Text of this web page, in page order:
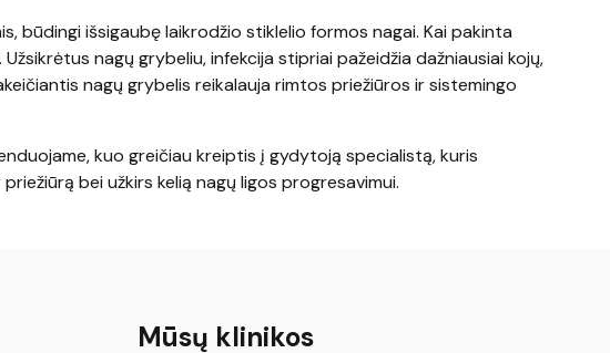
būdingi išsigaubę laikrodžio stiklelio formos nagai. Kai pakinta
nagų grybeliu, infekcija stipriai pažeidžia dažniausiai kojų,
nagų grybelis reikalauja rimtos priežiūros ir sistemingo
kuo greičiau kreiptis į gydytoją specialistą, kuris
bei užkirs kelią nagų ligos progresavimui.
Mūsų klinikos